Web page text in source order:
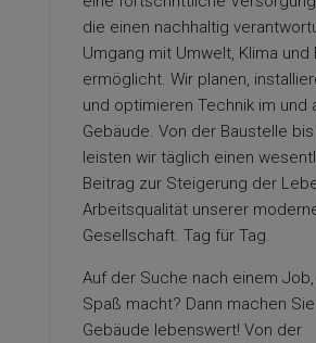
die einen nachhaltig
Umgang mit Umwelt, Klima und
ermöglicht. Wir planen,
und optimieren Technik im und
Gebäude. Von der Baustelle
leisten wir täglich einen
Beitrag zur Steigerung der
Arbeitsqualität unserer
Gesellschaft. Tag für Tag.
Auf der Suche nach einem
Spaß macht? Dann machen
Gebäude lebenswert! Von der